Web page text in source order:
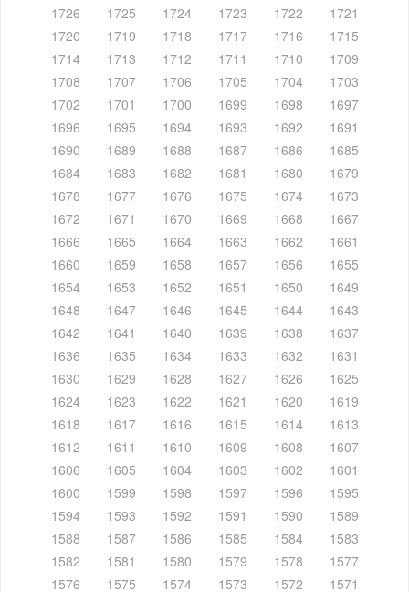
1726
1725 1724 1723 1722
1721
1720
1719 1718 1717 1716
1715
1714
1713 1712 1711 1710
1709
1708
1707 1706 1705 1704
1703
1702
1701 1700 1699 1698
1697
1696
1695 1694 1693 1692
1691
1690
1689 1688 1687 1686
1685
1684
1683 1682 1681 1680
1679
1678
1677 1676 1675 1674
1673
1672
1671 1670 1669 1668
1667
1666
1665 1664 1663 1662
1661
1660
1659 1658 1657 1656
1655
1654
1653 1652 1651 1650
1649
1648
1647 1646 1645 1644
1643
1642
1641 1640 1639 1638
1637
1636
1635 1634 1633 1632
1631
1630
1629 1628 1627 1626
1625
1624
1623 1622 1621 1620
1619
1618
1617 1616 1615 1614
1613
1612
1611 1610 1609 1608
1607
1606
1605 1604 1603 1602
1601
1600
1599 1598 1597 1596
1595
1594
1593 1592 1591 1590
1589
1588
1587 1586 1585 1584
1583
1582
1581 1580 1579 1578
1577
1576
1575 1574 1573 1572 1571